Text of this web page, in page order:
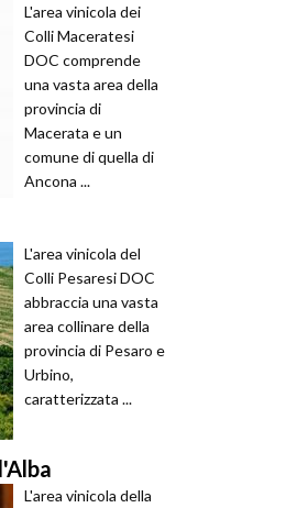
L'area vinicola dei
Colli Maceratesi
DOC comprende
una vasta area della
provincia di
Macerata e un
comune di quella di
Ancona ...
L'area vinicola del
Colli Pesaresi DOC
abbraccia una vasta
area collinare della
provincia di Pesaro e
Urbino,
caratterizzata ...
L'area vinicola della